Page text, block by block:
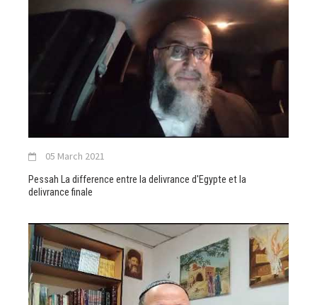
05 March 2021
Pessah La difference entre la delivrance d'Egypte et la
delivrance finale